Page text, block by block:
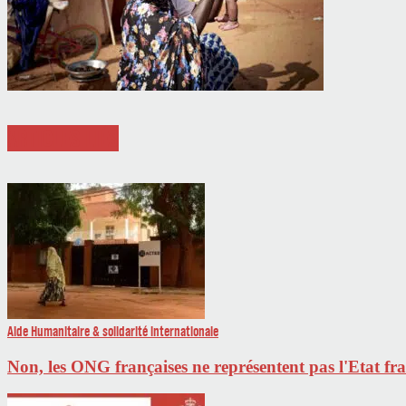
Aide Humanitaire & solidarité internationale
Non, les ONG françaises ne représentent pas l'Etat